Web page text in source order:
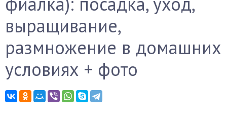
выращивание,
размножение в домашних
условиях + фото